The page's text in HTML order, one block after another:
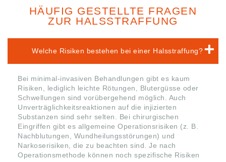
HÄUFIG GESTELLTE FRAGEN
ZUR HALSSTRAFFUNG
Welche Risiken bestehen bei einer Halsstraffung?
Bei minimal-invasiven Behandlungen gibt es kaum
Risiken, lediglich leichte Rötungen, Blutergüsse oder
Schwellungen sind vorübergehend möglich. Auch
Unverträglichkeitsreaktionen auf die injizierten
Substanzen sind sehr selten. Bei chirurgischen
Eingriffen gibt es allgemeine Operationsrisiken (z. B.
Nachblutungen, Wundheilungsstörungen) und
Narkoserisiken, die zu beachten sind. Je nach
Operationsmethode können noch spezifische Risiken